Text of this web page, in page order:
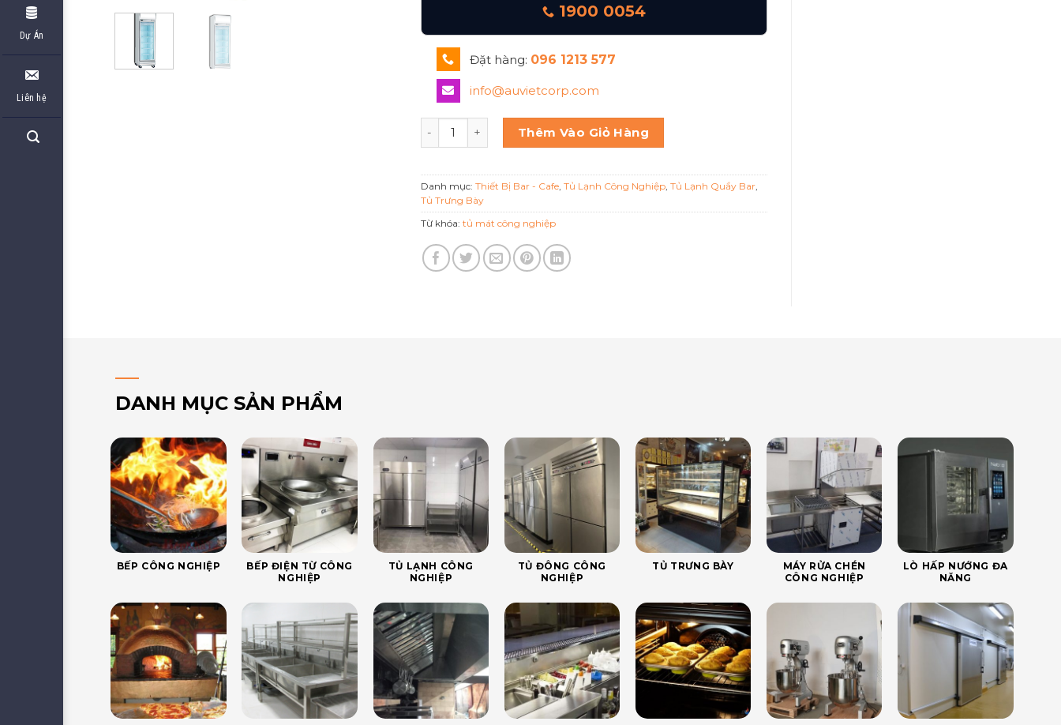
Dự Án
Liên hệ
1900 0054
Đặt hàng: 096 1213 577
info@auvietcorp.com
TỦ MÁT 1 CÁNH KÍNH TRƯNG BÀY 1D-DC-SM BERJAYA số lượng
Thêm Vào Giỏ Hàng
Danh mục:Thiết Bị Bar - Cafe,Tủ Lạnh Công Nghiệp,Tủ Lạnh Quầy Bar,
Tủ Trưng Bày
Từ khóa:tủ mát công nghiệp
DANH MỤC SẢN PHẨM
BẾP CÔNG NGHIỆP
BẾP ĐIỆN TỪ CÔNG
NGHIỆP
TỦ LẠNH CÔNG
NGHIỆP
TỦ ĐÔNG CÔNG
NGHIỆP
TỦ TRƯNG BÀY
MÁY RỬA CHÉN
CÔNG NGHIỆP
LÒ HẤP NƯỚNG ĐA
NĂNG